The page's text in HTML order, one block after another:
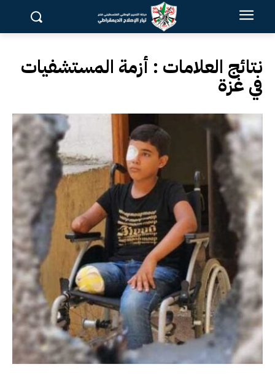
نتائج العلامات : أزمة المستشفيات
في غزة